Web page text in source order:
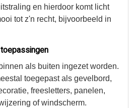
en hierdoor komt licht
tot z'n recht, bijvoorbeeld in
als buiten ingezet worden.
toegepast als gevelbord,
freesletters, panelen,
of windscherm.